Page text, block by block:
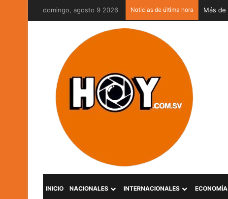
domingo, agosto 9 2026 Noticias de última hora
INICIO NACIONALES INTERNACIONALES ECONOMÍA